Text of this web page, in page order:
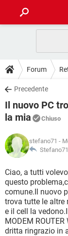
INTRATTENIMENTO
iOS
INSTAGRAM
TIKTOK
HARDWARE
GUIDE
COVID-19
iOS
TIKTOK
DOWNLOAD
COVID-19
INTRATTENIMENTO
iOS
INSTAGRAM
TIKTOK
HARDWARE
FORUM
INTRATTENIMENTO
INSTAGRAM
HARDWARE
GLOSSARIO
COVID-19
INTRATTENIMENTO
iOS
INSTAGRAM
TIKTOK
Forum
Precedente
Il nuovo PC
la mia
Chiuso
stefano71 -
Ciao, a tutti
questo
comune.Il nuovo
trova tutte le altre
e il cell la
MODEM
dritta ringrazio in